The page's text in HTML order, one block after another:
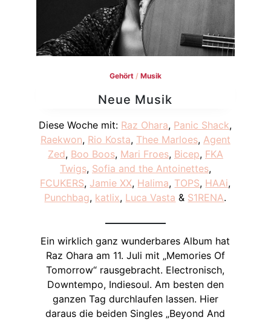
Gehört/ Musik
Neue Musik
Diese Woche mit: Raz Ohara, Panic Shack,
Raekwon, Rio Kosta, Thee Marloes, Agent
Zed, Boo Boos, Mari Froes, Bicep, FKA
Twigs, Sofia and the Antoinettes,
FCUKERS, Jamie XX, Halima, TOPS, HAAi,
Punchbag, katlix, Luca Vasta & S1RENA.
Ein wirklich ganz wunderbares Album hat
Raz Ohara am 11. Juli mit „Memories Of
Tomorrow“ rausgebracht. Electronisch,
Downtempo, Indiesoul. Am besten den
ganzen Tag durchlaufen lassen. Hier
daraus die beiden Singles „Beyond And